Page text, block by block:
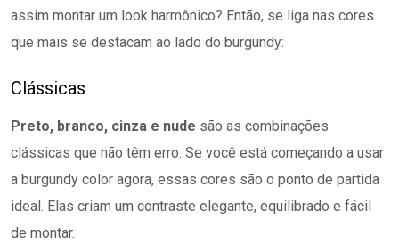
assim montar um look harmônico? Então, se liga nas cores
que mais se destacam ao lado do burgundy:
Clássicas
Preto, branco, cinza e nude são as combinações
clássicas que não têm erro. Se você está começando a usar
a burgundy color agora, essas cores são o ponto de partida
ideal. Elas criam um contraste elegante, equilibrado e fácil
de montar.